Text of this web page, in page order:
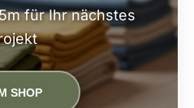
für Ihr nächstes
SHOP